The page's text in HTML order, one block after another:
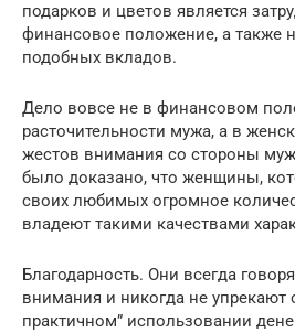
подарков и цветов является
финансовое положение, а также
подобных вкладов.
Дело вовсе не в финансовом
расточительности мужа, а в
жестов внимания со стороны
было доказано, что женщины,
своих любимых огромное
владеют такими качествами
Благодарность. Они всегда
внимания и никогда не упрекают
практичном” использовании